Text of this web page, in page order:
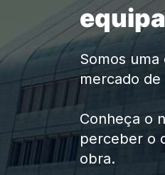
Somos
mercado de
Conheça o
perceber o
obra.